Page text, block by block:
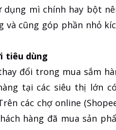
mì chính hay bột
cũng góp phần nhỏ
tiêu dùng
đổi trong mua sắm
tại các siêu thị lớn
các chợ online
hàng đã mua sản